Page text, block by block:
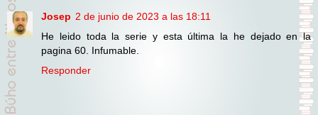
Josep 2 de junio de 2023 a las 18:11
He leido toda la serie y esta última la he dejado en la
pagina 60. Infumable.
Responder